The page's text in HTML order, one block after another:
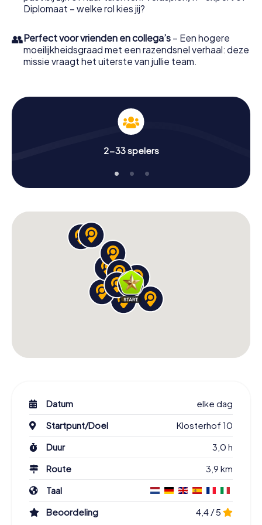
Diplomaat – welke rol kies jij?
👥Perfect voor vrienden en collega’s – Een hogere
moeilijkheidsgraad met een razendsnel verhaal: deze
missie vraagt het uiterste van jullie team.
2-33 spelers
Datum
elke dag
Startpunt/Doel
Klosterhof 10
Duur
3,0 h
Route
3,9 km
Taal
Beoordeling
4,4 / 5